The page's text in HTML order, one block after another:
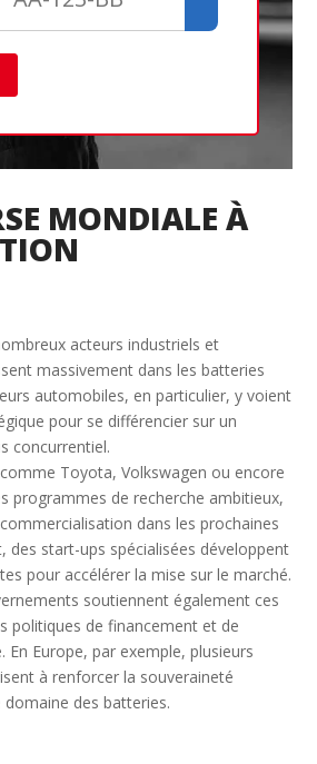
MONDIALE À
acteurs industriels et
massivement dans les batteries
automobiles, en particulier, y voient
pour se différencier sur un
concurrentiel.
Toyota, Volkswagen ou encore
programmes de recherche ambitieux,
dans les prochaines
des start-ups spécialisées développent
pour accélérer la mise sur le marché.
soutiennent également ces
politiques de financement et de
En Europe, par exemple, plusieurs
à renforcer la souveraineté
des batteries.